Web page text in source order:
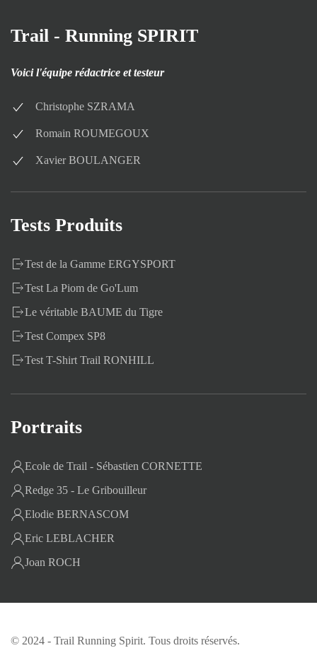
Trail - Running SPIRIT
Voici l'équipe rédactrice et testeur
Christophe SZRAMA
Romain ROUMEGOUX
Xavier BOULANGER
Tests Produits
Test de la Gamme ERGYSPORT
Test La Piom de Go'Lum
Le véritable BAUME du Tigre
Test Compex SP8
Test T-Shirt Trail RONHILL
Portraits
Ecole de Trail - Sébastien CORNETTE
Redge 35 - Le Gribouilleur
Elodie BERNASCOM
Eric LEBLACHER
Joan ROCH
© 2024 - Trail Running Spirit. Tous droits réservés.